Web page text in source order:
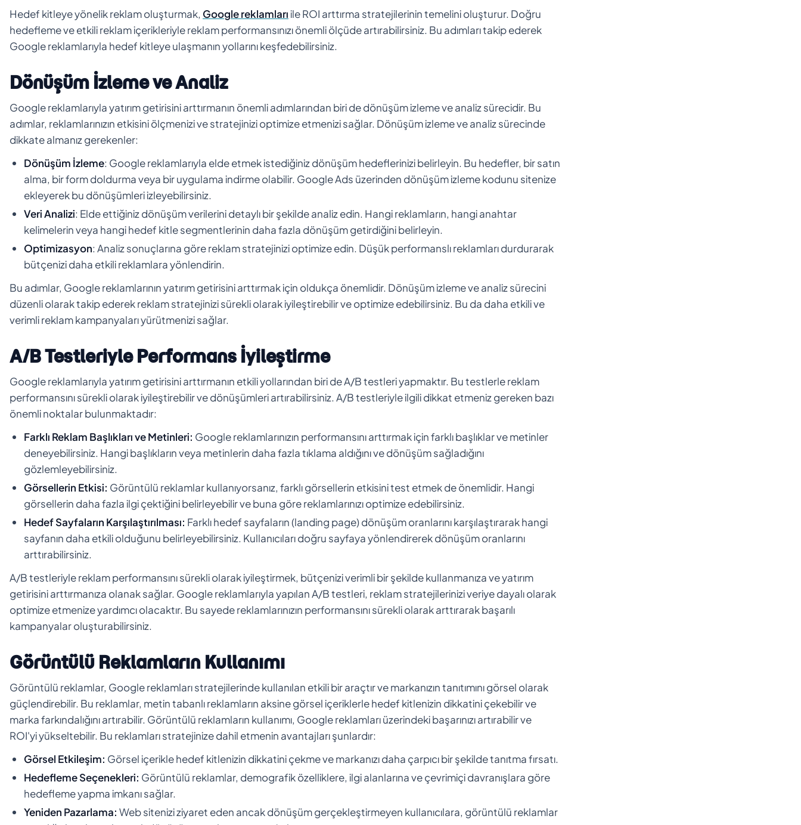
Hedef kitleye yönelik reklam oluşturmak, Google reklamlarıile ROI arttırma stratejilerinin temelini oluşturur. Doğru
hedefleme ve etkili reklam içerikleriyle reklam performansınızı önemli ölçüde artırabilirsiniz. Bu adımları takip ederek
Google reklamlarıyla hedef kitleye ulaşmanın yollarını keşfedebilirsiniz.
Dönüşüm İzleme ve Analiz
Google reklamlarıyla yatırım getirisini arttırmanın önemli adımlarından biri de dönüşüm izleme ve analiz sürecidir. Bu
adımlar, reklamlarınızın etkisini ölçmenizi ve stratejinizi optimize etmenizi sağlar. Dönüşüm izleme ve analiz sürecinde
dikkate almanız gerekenler:
Dönüşüm İzleme: Google reklamlarıyla elde etmek istediğiniz dönüşüm hedeflerinizi belirleyin. Bu hedefler, bir satın
alma, bir form doldurma veya bir uygulama indirme olabilir. Google Ads üzerinden dönüşüm izleme kodunu sitenize
ekleyerek bu dönüşümleri izleyebilirsiniz.
Veri Analizi: Elde ettiğiniz dönüşüm verilerini detaylı bir şekilde analiz edin. Hangi reklamların, hangi anahtar
kelimelerin veya hangi hedef kitle segmentlerinin daha fazla dönüşüm getirdiğini belirleyin.
Optimizasyon: Analiz sonuçlarına göre reklam stratejinizi optimize edin. Düşük performanslı reklamları durdurarak
bütçenizi daha etkili reklamlara yönlendirin.
Bu adımlar, Google reklamlarının yatırım getirisini arttırmak için oldukça önemlidir. Dönüşüm izleme ve analiz sürecini
düzenli olarak takip ederek reklam stratejinizi sürekli olarak iyileştirebilir ve optimize edebilirsiniz. Bu da daha etkili ve
verimli reklam kampanyaları yürütmenizi sağlar.
A/B Testleriyle Performans İyileştirme
Google reklamlarıyla yatırım getirisini arttırmanın etkili yollarından biri de A/B testleri yapmaktır. Bu testlerle reklam
performansını sürekli olarak iyileştirebilir ve dönüşümleri artırabilirsiniz. A/B testleriyle ilgili dikkat etmeniz gereken bazı
önemli noktalar bulunmaktadır:
Farklı Reklam Başlıkları ve Metinleri: Google reklamlarınızın performansını arttırmak için farklı başlıklar ve metinler
deneyebilirsiniz. Hangi başlıkların veya metinlerin daha fazla tıklama aldığını ve dönüşüm sağladığını
gözlemleyebilirsiniz.
Görsellerin Etkisi: Görüntülü reklamlar kullanıyorsanız, farklı görsellerin etkisini test etmek de önemlidir. Hangi
görsellerin daha fazla ilgi çektiğini belirleyebilir ve buna göre reklamlarınızı optimize edebilirsiniz.
Hedef Sayfaların Karşılaştırılması: Farklı hedef sayfaların (landing page) dönüşüm oranlarını karşılaştırarak hangi
sayfanın daha etkili olduğunu belirleyebilirsiniz. Kullanıcıları doğru sayfaya yönlendirerek dönüşüm oranlarını
arttırabilirsiniz.
A/B testleriyle reklam performansını sürekli olarak iyileştirmek, bütçenizi verimli bir şekilde kullanmanıza ve yatırım
getirisini arttırmanıza olanak sağlar. Google reklamlarıyla yapılan A/B testleri, reklam stratejilerinizi veriye dayalı olarak
optimize etmenize yardımcı olacaktır. Bu sayede reklamlarınızın performansını sürekli olarak arttırarak başarılı
kampanyalar oluşturabilirsiniz.
Görüntülü Reklamların Kullanımı
Görüntülü reklamlar, Google reklamları stratejilerinde kullanılan etkili bir araçtır ve markanızın tanıtımını görsel olarak
güçlendirebilir. Bu reklamlar, metin tabanlı reklamların aksine görsel içeriklerle hedef kitlenizin dikkatini çekebilir ve
marka farkındalığını artırabilir. Görüntülü reklamların kullanımı, Google reklamları üzerindeki başarınızı artırabilir ve
ROI'yi yükseltebilir. Bu reklamları stratejinize dahil etmenin avantajları şunlardır:
Görsel Etkileşim: Görsel içerikle hedef kitlenizin dikkatini çekme ve markanızı daha çarpıcı bir şekilde tanıtma fırsatı.
Hedefleme Seçenekleri: Görüntülü reklamlar, demografik özelliklere, ilgi alanlarına ve çevrimiçi davranışlara göre
hedefleme yapma imkanı sağlar.
Yeniden Pazarlama: Web sitenizi ziyaret eden ancak dönüşüm gerçekleştirmeyen kullanıcılara, görüntülü reklamlar